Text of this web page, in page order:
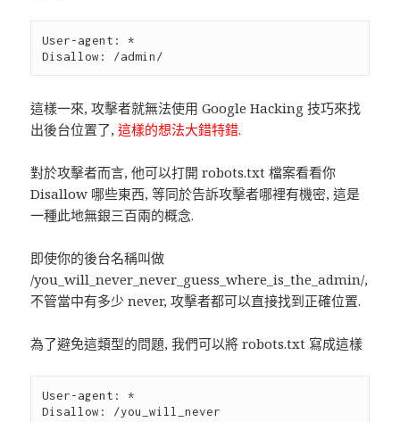
User-agent: *
這樣一來, 攻擊者就無法使用 Google Hacking 技巧來找
出後台位置了,這樣的想法大錯特錯.
對於攻擊者而言, 他可以打開 robots.txt 檔案看看你
Disallow 哪些東西, 等同於告訴攻擊者哪裡有機密, 這是
一種此地無銀三百兩的概念.
即使你的後台名稱叫做
/you_will_never_never_guess_where_is_the_admin/,
不管當中有多少 never, 攻擊者都可以直接找到正確位置.
為了避免這類型的問題, 我們可以將 robots.txt 寫成這樣
User-agent: *